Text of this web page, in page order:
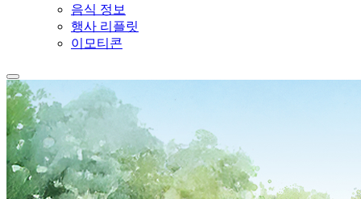
음식 정보
행사 리플릿
이모티콘